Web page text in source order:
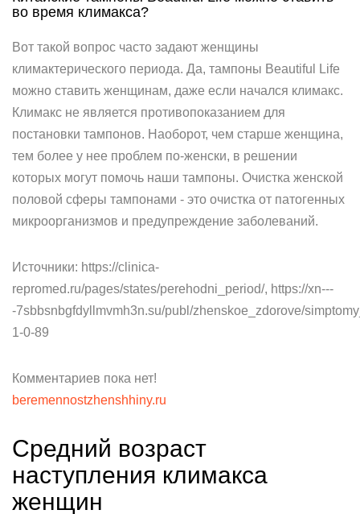
во время климакса?
Вот такой вопрос часто задают женщины
климактерического периода. Да, тампоны Beautiful Life
можно ставить женщинам, даже если начался климакс.
Климакс не является противопоказанием для
постановки тампонов. Наоборот, чем старше женщина,
тем более у нее проблем по-женски, в решении
которых могут помочь наши тампоны. Очистка женской
половой сферы тампонами - это очистка от патогенных
микроорганизмов и предупреждение заболеваний.
Источники: https://clinica-
repromed.ru/pages/states/perehodni_period/, https://xn---
-7sbbsnbgfdyllmvmh3n.su/publ/zhenskoe_zdorove/
1-0-89
Комментариев пока нет!
beremennostzhenshhiny.ru
Средний возраст
наступления климакса
женщин